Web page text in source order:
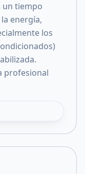
un tiempo
energía,
los
profesional